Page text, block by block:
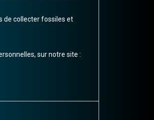
de collecter fossiles et
sur notre site :